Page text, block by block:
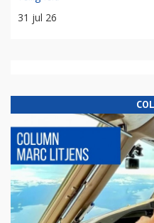
31 jul 26